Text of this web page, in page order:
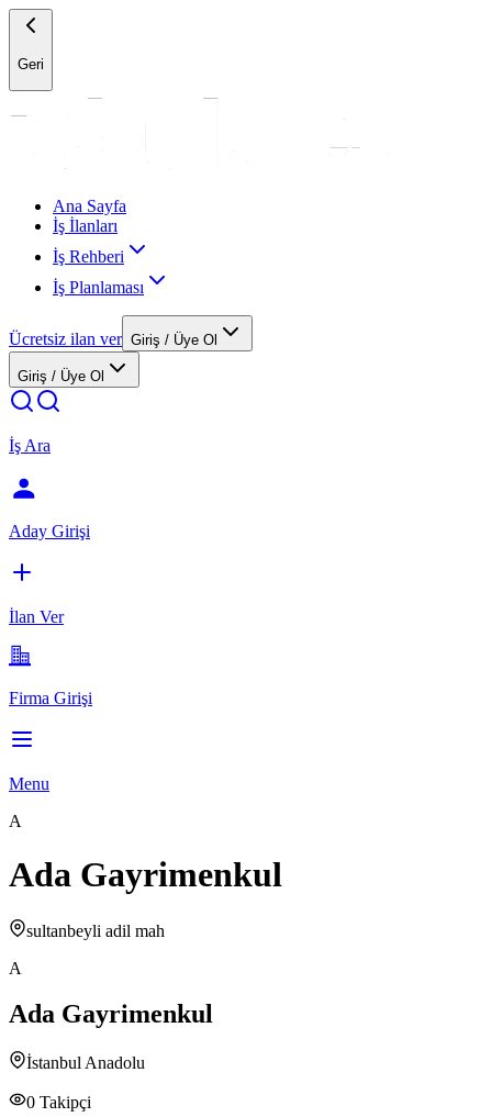
Geri
Ana Sayfa
İş İlanları
İş Rehberi
İş Planlaması
Ücretsiz ilan ver Giriş / Üye Ol
Giriş / Üye Ol
İş Ara
Aday Girişi
İlan Ver
Firma Girişi
Menu
A
Ada Gayrimenkul
sultanbeyli adil mah
A
Ada Gayrimenkul
İstanbul Anadolu
0 Takipçi